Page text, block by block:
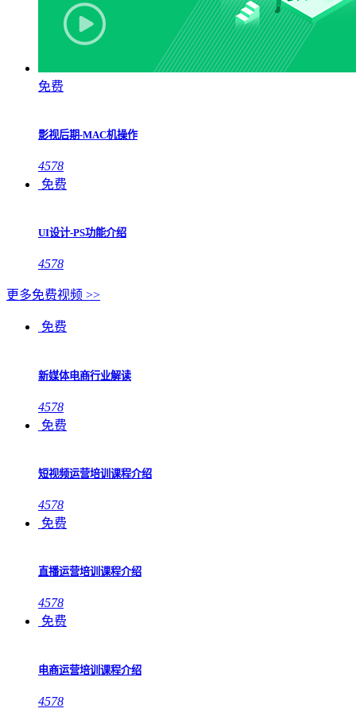
免费
影视后期-MAC机操作
4578
免费
UI设计-PS功能介绍
4578
更多免费视频 >>
免费
新媒体电商行业解读
4578
免费
短视频运营培训课程介绍
4578
免费
直播运营培训课程介绍
4578
免费
电商运营培训课程介绍
4578